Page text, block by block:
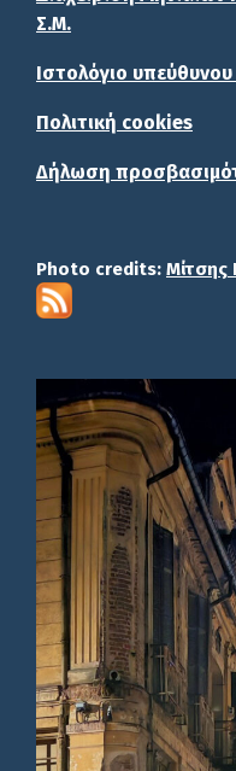
Σ.Μ.
Ιστολόγιο
Πολιτική cookies
Δήλωση
Photo credits: Μίτσης